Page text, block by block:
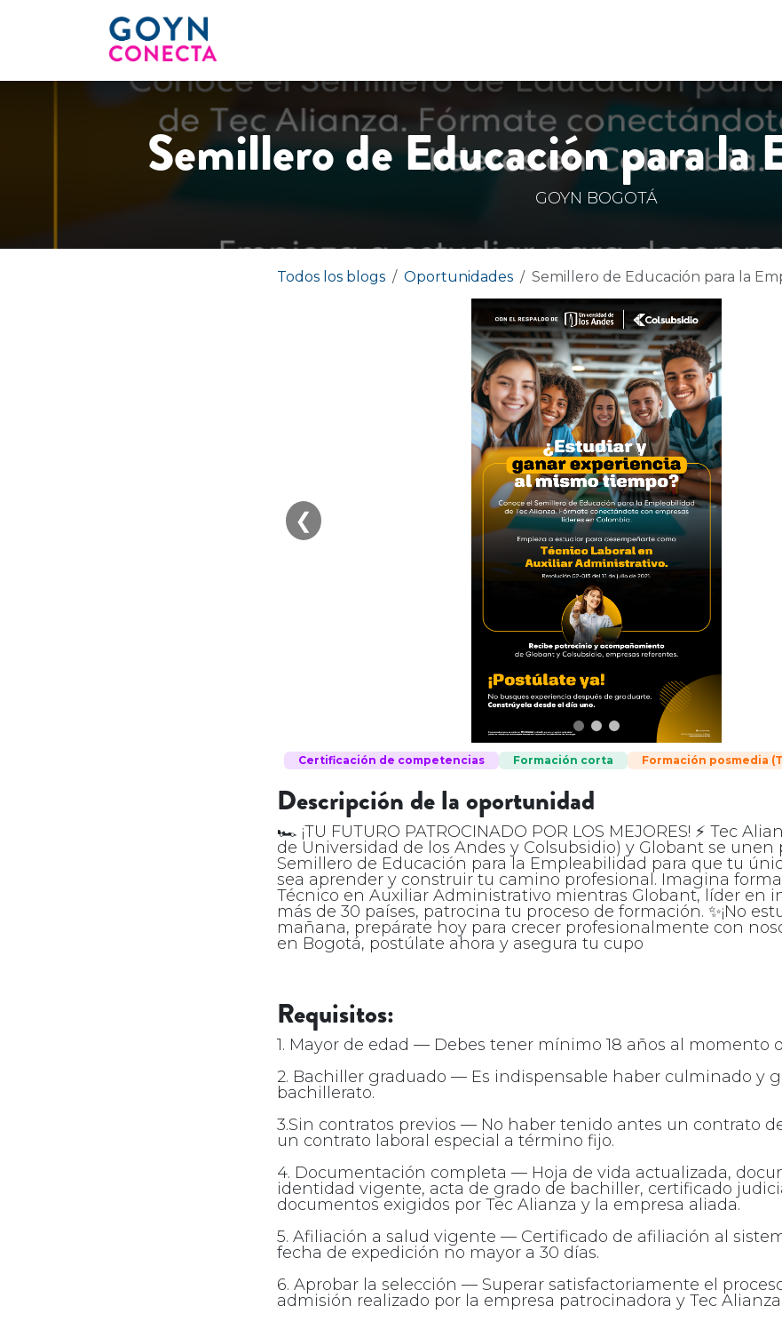
Semillero de Educación para la
GOYN BOGOTÁ
Todos los blogs Oportunidades Semillero de Educación para la
❮
Certificación de competencias Formación corta Formación posmedia
Descripción de la oportunidad
🏎️ ¡TU FUTURO PATROCINADO POR LOS MEJORES! ⚡ Tec
de Universidad de los Andes y Colsubsidio) y Globant se unen
Semillero de Educación para la Empleabilidad para que tu
sea aprender y construir tu camino profesional. Imagina
Técnico en Auxiliar Administrativo mientras Globant, líder en
más de 30 países, patrocina tu proceso de formación. ✨¡No
mañana, prepárate hoy para crecer profesionalmente con
en Bogotá, postúlate ahora y asegura tu cupo
Requisitos:
1. Mayor de edad — Debes tener mínimo 18 años al momento
2. Bachiller graduado — Es indispensable haber culminado y
bachillerato.
3.Sin contratos previos — No haber tenido antes un contrato
un contrato laboral especial a término fijo.
4. Documentación completa — Hoja de vida actualizada,
identidad vigente, acta de grado de bachiller, certificado
documentos exigidos por Tec Alianza y la empresa aliada.
5. Afiliación a salud vigente — Certificado de afiliación al
fecha de expedición no mayor a 30 días.
6. Aprobar la selección — Superar satisfactoriamente el
admisión realizado por la empresa patrocinadora y Tec Alianza.